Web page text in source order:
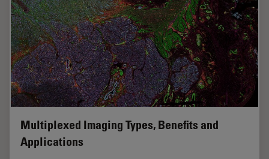
Multiplexed Imaging Types, Benefits and
Applications